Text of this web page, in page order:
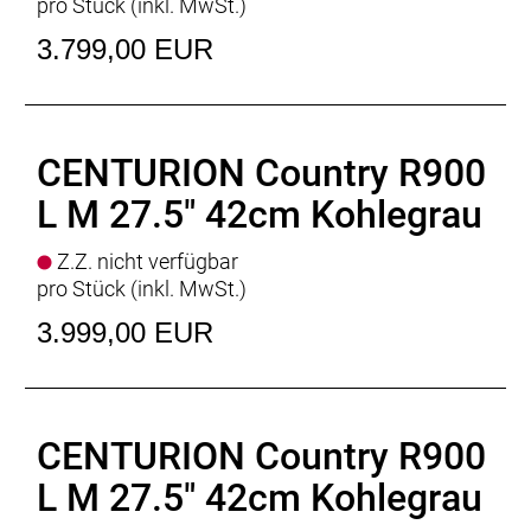
Schloss: Rahmenschloss ABUS PRO AMPARO 4750
: BOSCH Performance Line PX
Ladegerät
: BOSCH Standard Charger * 4 Ampere
Empfehlung Mindest Körpergrösse: 174cm
Empfehlung Maximal Körpergrösse : 194cm
Gewicht: 28,6 kgkg
Zulässiges Gesamtgewicht
3.799,00 EUR
CENTURION Country R900
L M 27.5" 42cm Kohlegrau
Z.Z. nicht verfügbar
pro Stück (inkl. MwSt.)
3.999,00 EUR
CENTURION Country R900
L M 27.5" 42cm Kohlegrau